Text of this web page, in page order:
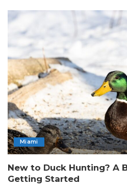
Miami
New to Duck Hunting? A
Getting Started